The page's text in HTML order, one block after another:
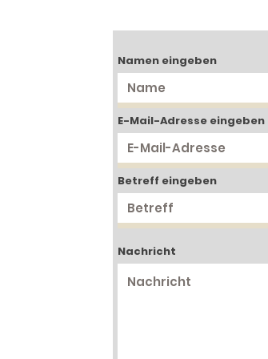
Namen eingeben
E-Mail-Adresse eingeben
Betreff eingeben
Nachricht